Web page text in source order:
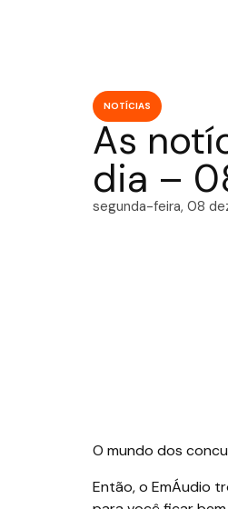
NOTÍCIAS
As
dia –
segunda-feira, 08
O mundo dos
Então, o EmÁudio